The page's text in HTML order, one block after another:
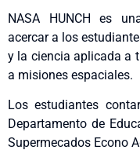
NASA HUNCH es
acercar a los
y la ciencia aplicada a
a misiones espaciales.
Los estudiantes
Departamento de
Supermecados Econo